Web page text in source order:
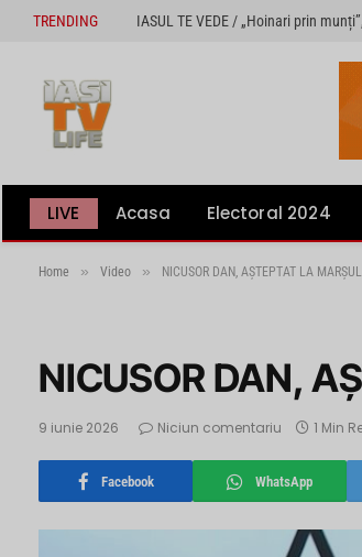
TRENDING IASUL TE VEDE / „Hoinari prin
LIVE Acasa Electoral 2024
Home » Video » NICUSOR DAN, AŞTEPTAT LA MARŞUL
NICUSOR DAN,
9 iunie 2026 Niciun comentariu 1 Min
Facebook WhatsApp